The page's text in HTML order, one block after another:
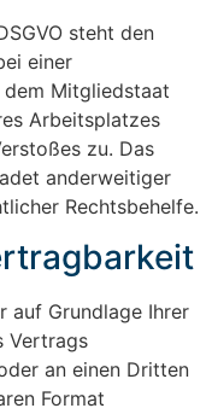
steht den
einer
Mitgliedstaat
Arbeitsplatzes
zu. Das
anderweitiger
Rechtsbehelfe.
auf Grundlage Ihrer
Vertrags
an einen Dritten
Format